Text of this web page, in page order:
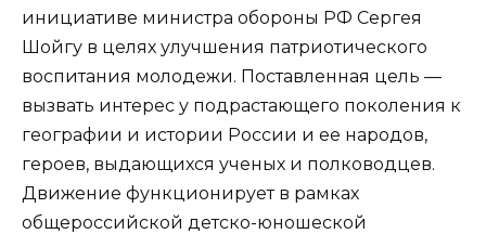
инициативе министра обороны РФ Сергея
Шойгу в целях улучшения патриотического
воспитания молодежи. Поставленная цель —
вызвать интерес у подрастающего поколения к
географии и истории России и ее народов,
героев, выдающихся ученых и полководцев.
Движение функционирует в рамках
общероссийской детско-юношеской